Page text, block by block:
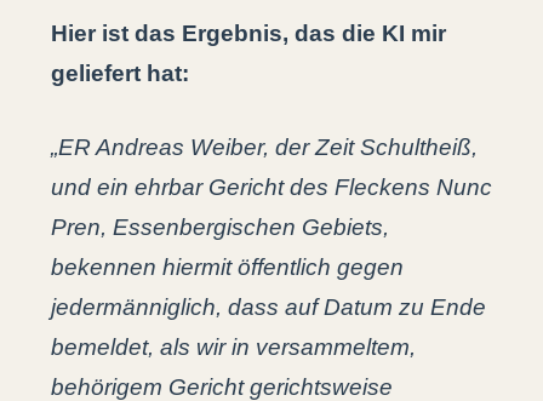
Hier ist das Ergebnis, das die KI mir
geliefert hat:
„ER Andreas Weiber, der Zeit Schultheiß,
und ein ehrbar Gericht des Fleckens Nunc
Pren, Essenbergischen Gebiets,
bekennen hiermit öffentlich gegen
jedermänniglich, dass auf Datum zu Ende
bemeldet, als wir in versammeltem,
behörigem Gericht gerichtsweise